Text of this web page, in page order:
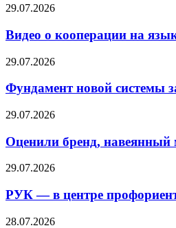
29.07.2026
Видео о кооперации на
29.07.2026
Фундамент новой системы
29.07.2026
Оценили бренд, навеянный
29.07.2026
РУК — в центре
28.07.2026